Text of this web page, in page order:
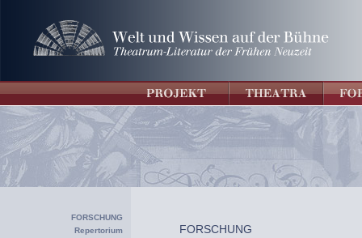
FORSCHUNG
Repertorium
FORSCHUNG